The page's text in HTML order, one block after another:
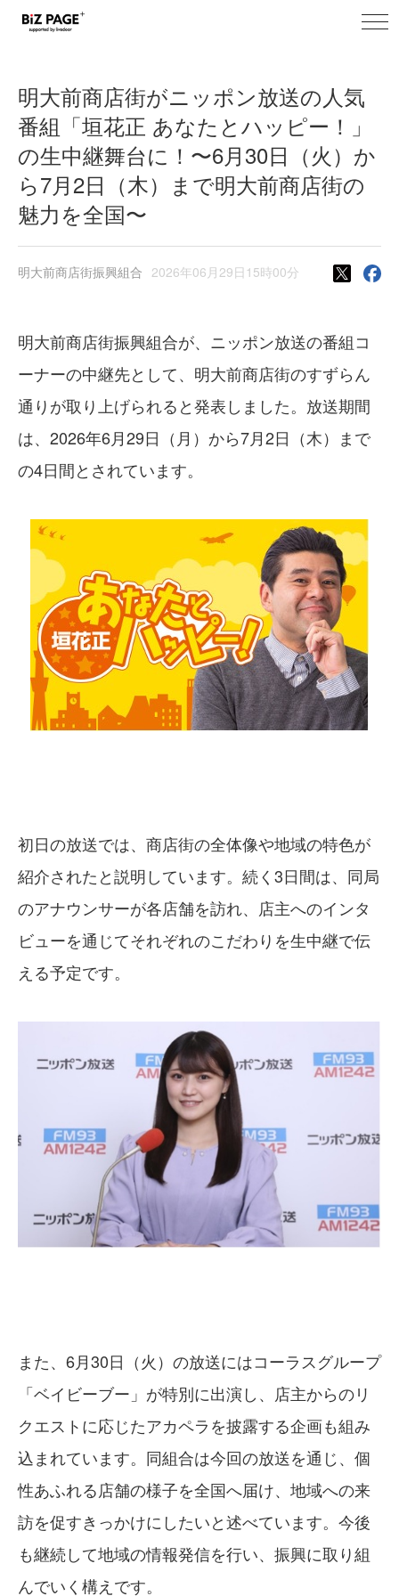
toggle
明大前商店街がニッポン放送の人気
番組「垣花正 あなたとハッピー！」
の生中継舞台に！〜6月30日（火）か
ら7月2日（木）まで明大前商店街の
魅力を全国〜
明大前商店街振興組合 2026年06月29日15時00分
明大前商店街振興組合が、ニッポン放送の番組コ
ーナーの中継先として、明大前商店街のすずらん
通りが取り上げられると発表しました。放送期間
は、2026年6月29日（月）から7月2日（木）まで
の4日間とされています。
初日の放送では、商店街の全体像や地域の特色が
紹介されたと説明しています。続く3日間は、同局
のアナウンサーが各店舗を訪れ、店主へのインタ
ビューを通じてそれぞれのこだわりを生中継で伝
える予定です。
また、6月30日（火）の放送にはコーラスグループ
「ベイビーブー」が特別に出演し、店主からのリ
クエストに応じたアカペラを披露する企画も組み
込まれています。同組合は今回の放送を通じ、個
性あふれる店舗の様子を全国へ届け、地域への来
訪を促すきっかけにしたいと述べています。今後
も継続して地域の情報発信を行い、振興に取り組
んでいく構えです。